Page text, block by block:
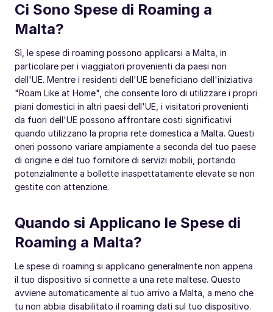
Ci Sono Spese di Roaming a
Malta?
Sì, le spese di roaming possono applicarsi a Malta, in
particolare per i viaggiatori provenienti da paesi non
dell'UE. Mentre i residenti dell'UE beneficiano dell'iniziativa
"Roam Like at Home", che consente loro di utilizzare i propri
piani domestici in altri paesi dell'UE, i visitatori provenienti
da fuori dell'UE possono affrontare costi significativi
quando utilizzano la propria rete domestica a Malta. Questi
oneri possono variare ampiamente a seconda del tuo paese
di origine e del tuo fornitore di servizi mobili, portando
potenzialmente a bollette inaspettatamente elevate se non
gestite con attenzione.
Quando si Applicano le Spese di
Roaming a Malta?
Le spese di roaming si applicano generalmente non appena
il tuo dispositivo si connette a una rete maltese. Questo
avviene automaticamente al tuo arrivo a Malta, a meno che
tu non abbia disabilitato il roaming dati sul tuo dispositivo.